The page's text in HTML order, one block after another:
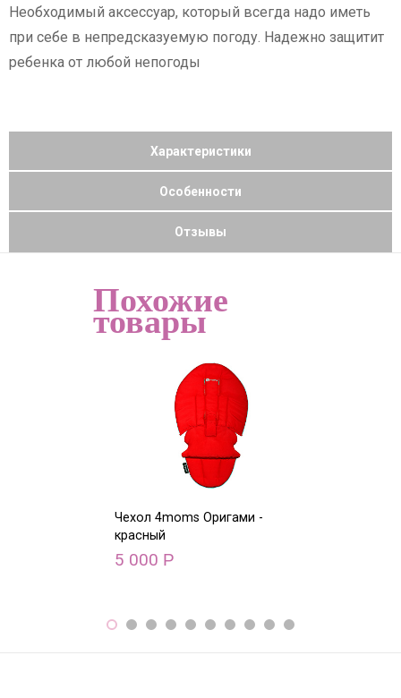
Необходимый аксессуар, который всегда надо иметь
при себе в непредсказуемую погоду. Надежно защитит
ребенка от любой непогоды
Характеристики
Особенности
Отзывы
Похожие
товары
Чехол 4moms Оригами -
красный
5 000 Р